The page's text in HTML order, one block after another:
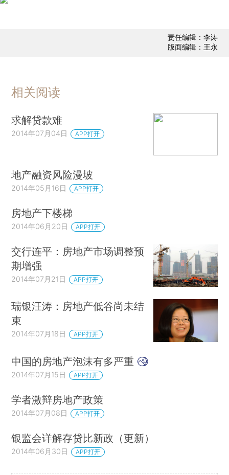
责任编辑：李涛
版面编辑：王永
相关阅读
求解贷款难
2014年07月04日 APP打开
地产融资风险漫坡
2014年05月16日 APP打开
房地产下楼梯
2014年06月20日 APP打开
交行连平：房地产市场调整预
期增强
2014年07月21日 APP打开
瑞银汪涛：房地产低谷尚未结
束
2014年07月18日 APP打开
中国的房地产泡沫有多严重
2014年07月15日 APP打开
学者激辩房地产政策
2014年07月08日 APP打开
银监会详解存贷比新政（更新）
2014年06月30日 APP打开